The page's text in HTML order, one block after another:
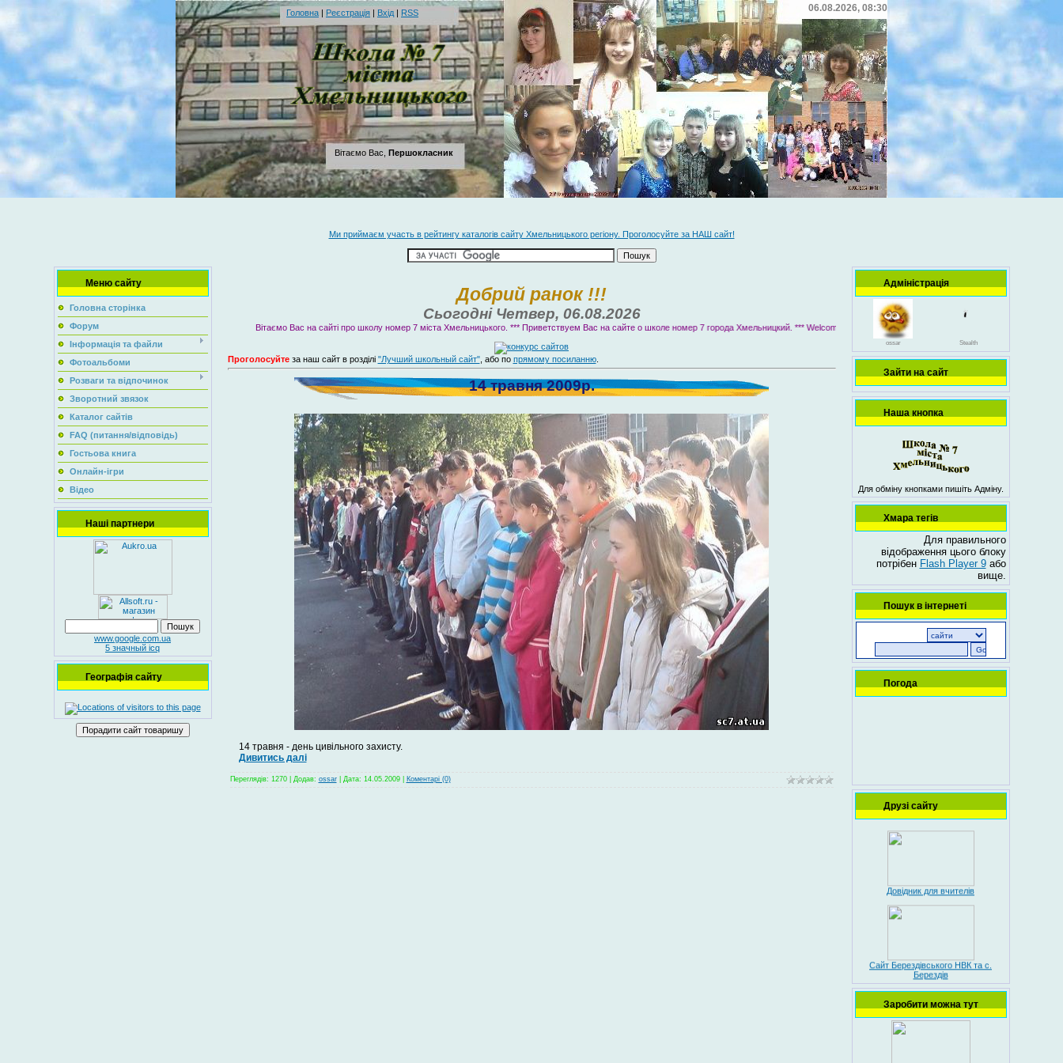
Головна | Реєстрація | Вхід | RSS 06.08.2026, 08:30
Вітаємо Вас, Першокласник
Ми приймаєм участь в рейтингу каталогів сайту Хмельницького регіону. Проголосуйте за НАШ сайт!
Меню сайту
Головна сторінка
Форум
Інформація та файли
Фотоальбоми
Розваги та відпочинок
Зворотний звязок
Каталог сайтів
FAQ (питання/відповідь)
Гостьова книга
Онлайн-ігри
Відео
Наші партнери
www.google.com.ua
5 значный icq
Географія сайту
Добрий ранок !!!
Сьогодні Четвер, 06.08.2026
Проголосуйте за наш сайт в розділі "Лучший школьный сайт", або по прямому посиланню.
14 травня 2009р.
14 травня - день цивільного захисту.
Дивитись далі
Переглядів: 1270 | Додав: ossar| Дата: 14.05.2009| Коментарі (0)
Адміністрація
ossar Stealth
Зайти на сайт
Наша кнопка
Для обміну кнопками пишіть Адміну.
Хмара тегів
Для правильного
відображення цього блоку
потрібен Flash Player 9або
вище.
Пошук в інтернеті
Погода
Друзі сайту
Веб-круг друзей
Берездів
Free-Life-Area
Сайт Попельниківської школи
Заробити можна тут